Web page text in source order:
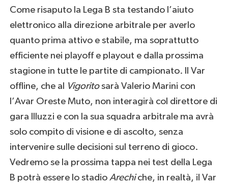
Come risaputo la Lega B sta testando l’aiuto
elettronico alla direzione arbitrale per averlo
quanto prima attivo e stabile, ma soprattutto
efficiente nei playoff e playout e dalla prossima
stagione in tutte le partite di campionato. Il Var
offline, che al
Vigoritosarà Valerio Marini con
l’Avar Oreste Muto, non interagirà col direttore di
gara Illuzzi e con la sua squadra arbitrale ma avrà
solo compito di visione e di ascolto, senza
intervenire sulle decisioni sul terreno di gioco.
Vedremo se la prossima tappa nei test della Lega
B potrà essere lo stadio Arechiche, in realtà, il Var